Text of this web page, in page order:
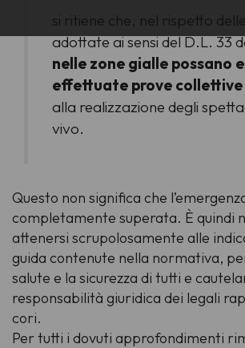
si ritiene che, nel rispetto
adottate ai sensi del D.L. 33
nelle zone gialle possano
effettuate prove collettive
alla realizzazione degli
vivo.
Questo non significa che
completamente superata. È quindi
attenersi scrupolosamente alle
guida contenute nella normativa,
salute e la sicurezza di tutti e
responsabilità giuridica dei legali
cori.
Per tutti i dovuti approfondimenti